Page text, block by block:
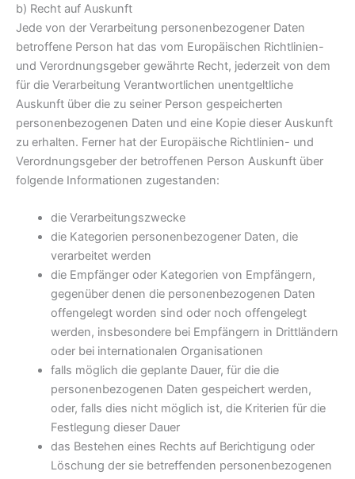
b) Recht auf Auskunft
Jede von der Verarbeitung personenbezogener Daten
betroffene Person hat das vom Europäischen Richtlinien-
und Verordnungsgeber gewährte Recht, jederzeit von dem
für die Verarbeitung Verantwortlichen unentgeltliche
Auskunft über die zu seiner Person gespeicherten
personenbezogenen Daten und eine Kopie dieser Auskunft
zu erhalten. Ferner hat der Europäische Richtlinien- und
Verordnungsgeber der betroffenen Person Auskunft über
folgende Informationen zugestanden:
die Verarbeitungszwecke
die Kategorien personenbezogener Daten, die
verarbeitet werden
die Empfänger oder Kategorien von Empfängern,
gegenüber denen die personenbezogenen Daten
offengelegt worden sind oder noch offengelegt
werden, insbesondere bei Empfängern in Drittländern
oder bei internationalen Organisationen
falls möglich die geplante Dauer, für die die
personenbezogenen Daten gespeichert werden,
oder, falls dies nicht möglich ist, die Kriterien für die
Festlegung dieser Dauer
das Bestehen eines Rechts auf Berichtigung oder
Löschung der sie betreffenden personenbezogenen